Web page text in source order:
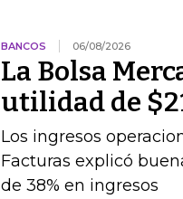
BANCOS 06/08/2026
La Bolsa
utilidad de
Los ingresos
Facturas explicó
de 38% en ingresos